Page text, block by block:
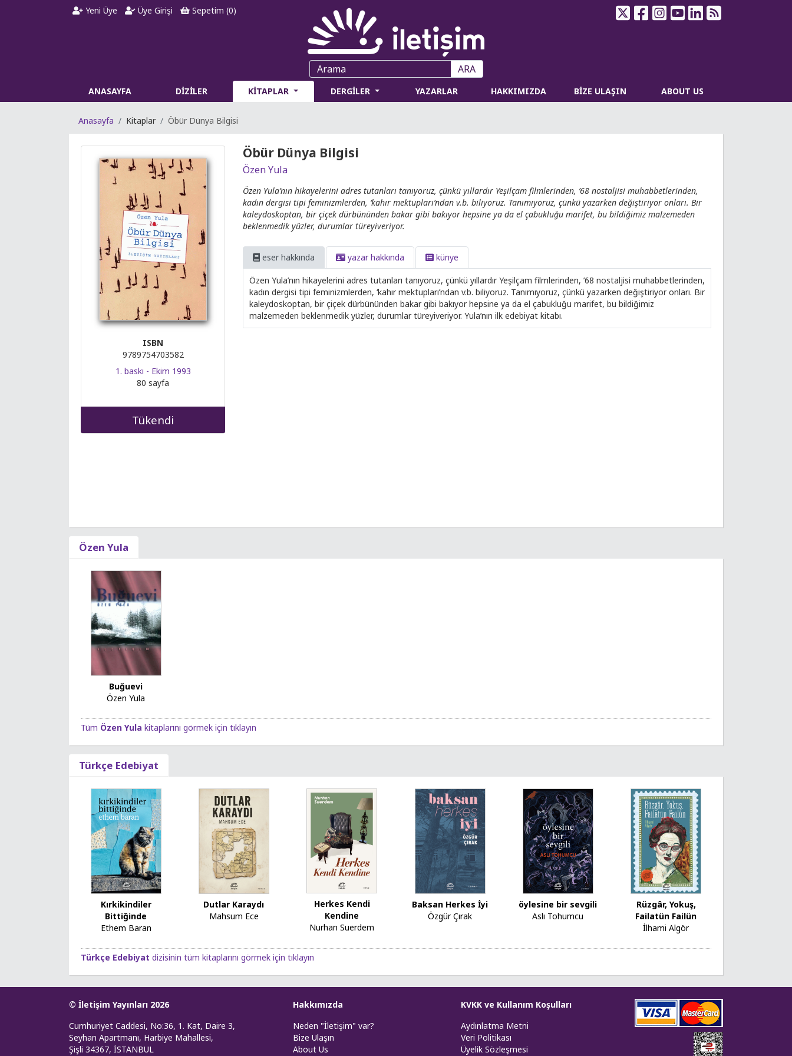
Yeni Üye Üye Girişi Sepetim (0)
ARA
ANASAYFA DİZİLER KİTAPLAR DERGİLER YAZARLAR HAKKIMIZDA BİZE ULAŞIN ABOUT US
Anasayfa Kitaplar Öbür Dünya Bilgisi
ISBN
9789754703582
1. baskı - Ekim 1993
80 sayfa
Tükendi
Öbür Dünya Bilgisi
Özen Yula
Özen Yula’nın hikayelerini adres tutanları tanıyoruz, çünkü yıllardır Yeşilçam filmlerinden, ’68 nostaljisi muhabbetlerinden,
kadın dergisi tipi feminizmlerden, ‘kahır mektupları’ndan v.b. biliyoruz. Tanımıyoruz, çünkü yazarken değiştiriyor onları. Bir
kaleydoskoptan, bir çiçek dürbününden bakar gibi bakıyor hepsine ya da el çabukluğu marifet, bu bildiğimiz malzemeden
beklenmedik yüzler, durumlar türeyiveriyor.
eser hakkında yazar hakkında künye
Özen Yula’nın hikayelerini adres tutanları tanıyoruz, çünkü yıllardır Yeşilçam filmlerinden, ’68 nostaljisi muhabbetlerinden,
kadın dergisi tipi feminizmlerden, ‘kahır mektupları’ndan v.b. biliyoruz. Tanımıyoruz, çünkü yazarken değiştiriyor onları. Bir
kaleydoskoptan, bir çiçek dürbününden bakar gibi bakıyor hepsine ya da el çabukluğu marifet, bu bildiğimiz
malzemeden beklenmedik yüzler, durumlar türeyiveriyor. Yula’nın ilk edebiyat kitabı.
Özen Yula
Buğuevi
Özen Yula
Tüm Özen Yula kitaplarını görmek için tıklayın
Türkçe Edebiyat
Kırkikindiler
Bittiğinde
Ethem Baran
Dutlar Karaydı
Mahsum Ece
Herkes Kendi
Kendine
Nurhan Suerdem
Baksan Herkes İyi
Özgür Çırak
öylesine bir sevgili
Aslı Tohumcu
Rüzgâr, Yokuş,
Failatün Failün
İlhami Algör
Türkçe Edebiyat dizisinin tüm kitaplarını görmek için tıklayın
© İletişim Yayınları 2026
Cumhuriyet Caddesi, No:36, 1. Kat, Daire 3,
Seyhan Apartmanı, Harbiye Mahallesi,
Şişli 34367, İSTANBUL
Hakkımızda
Neden "İletişim" var?
Bize Ulaşın
About Us
KVKK ve Kullanım Koşulları
Aydınlatma Metni
Veri Politikası
Üyelik Sözleşmesi